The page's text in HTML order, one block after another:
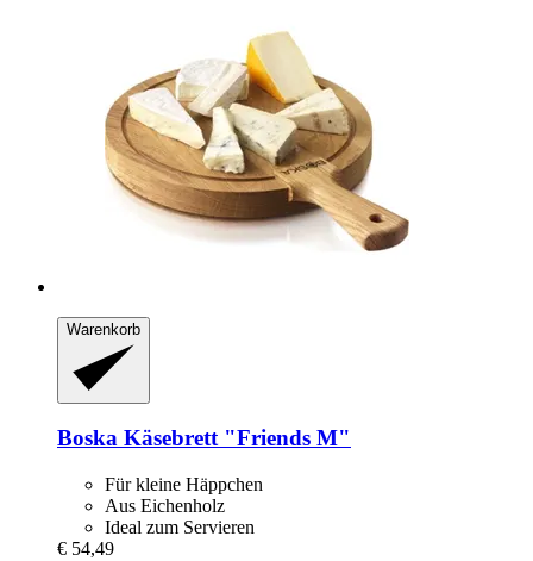
Warenkorb
Boska Käsebrett "Friends M"
Für kleine Häppchen
Aus Eichenholz
Ideal zum Servieren
€ 54,49